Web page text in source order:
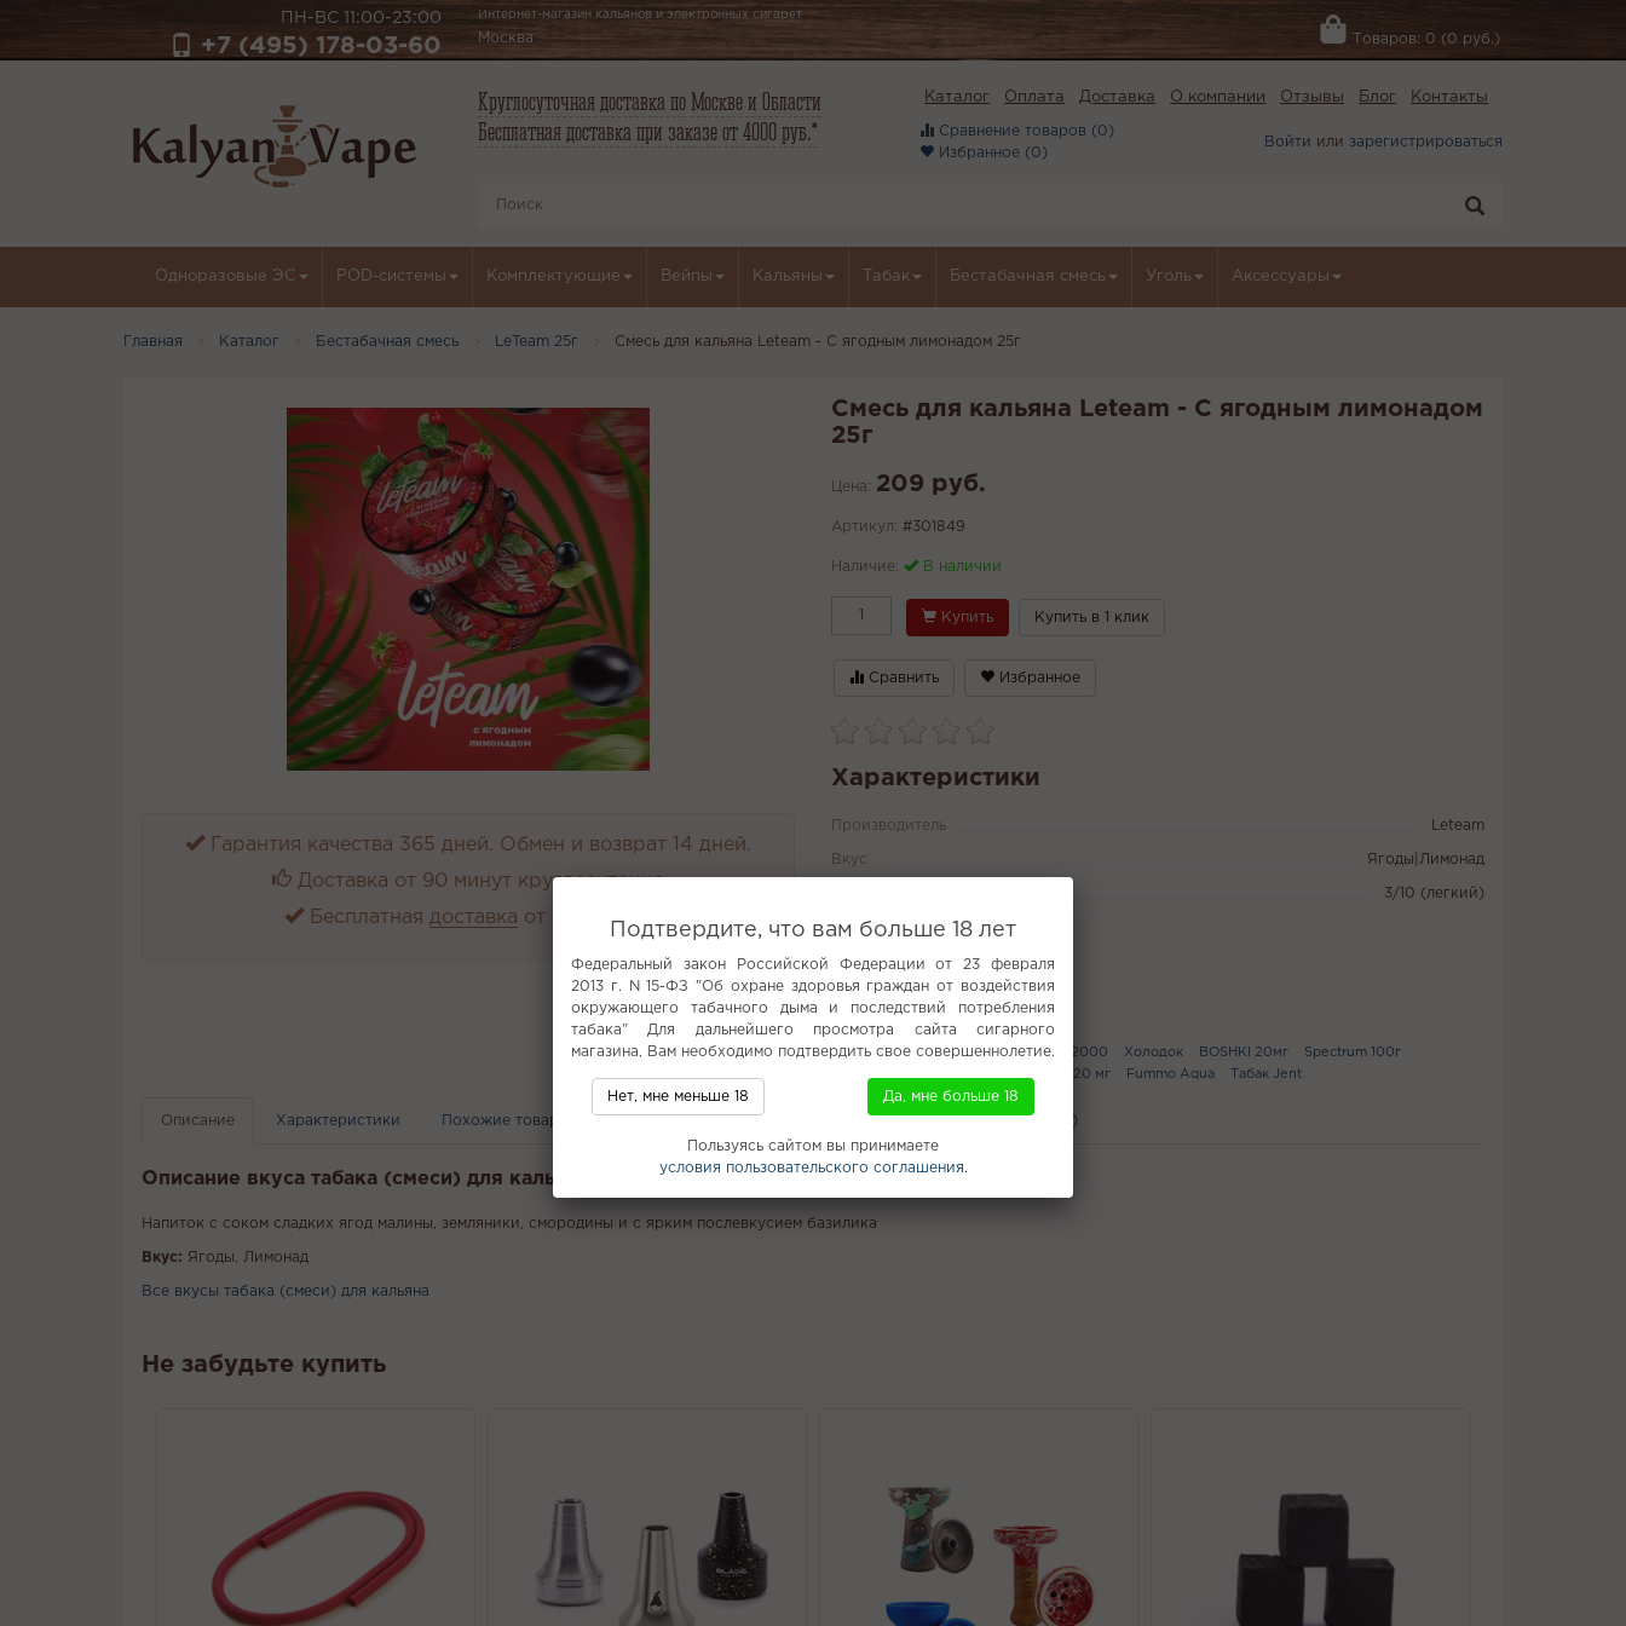
ПН-ВС 11:00-23:00
+7 (495) 178-03-60
Интернет-магазин кальянов и электронных сигарет
Москва Товаров: 0 (0 руб.)
Круглосуточная доставка по Москве и Области
Бесплатная доставка при заказе от 4000 руб.*
Каталог Оплата Доставка О компании Отзывы Блог Контакты
Сравнение товаров (0)
Избранное (0)
Войти или зарегистрироваться
Одноразовые ЭС POD-системы Комплектующие Вейпы Кальяны Табак Бестабачная смесь Уголь Аксессуары
Главная Каталог Бестабачная смесь LeTeam 25г Смесь для кальяна Leteam - С ягодным лимонадом 25г
Гарантия качества 365 дней. Обмен и возврат 14 дней.
Доставка от 90 минут круглосуточно
Бесплатная доставка от 4000 руб.
Смесь для кальяна Leteam - С ягодным лимонадом
25г
Цена: 209 руб.
Артикул: #301849
Наличие: В наличии
Купить Купить в 1 клик
Сравнить Избранное
Характеристики
Производитель Leteam
Вкус Ягоды|Лимонад
3/10 (легкий)
Все характеристики
Популярное
Печенье (жидкости) Inflave Flex 12000 Холодок BOSHKI 20мг
Spectrum 100г
20 мг Fummo Aqua Табак Jent
Описание Характеристики Похожие товары Отзывы (0)
Описание вкуса табака (смеси) для кальяна Leteam - С ягодным лимонадом 25г
Напиток с соком сладких ягод малины, земляники, смородины и с ярким послевкусием базилика
Вкус: Ягоды, Лимонад
Все вкусы табака (смеси) для кальяна
Не забудьте купить
Подтвердите, что вам больше 18 лет
Федеральный закон Российской Федерации от 23 февраля
2013 г. N 15-ФЗ "Об охране здоровья граждан от воздействия
окружающего табачного дыма и последствий потребления
табака" Для дальнейшего просмотра сайта сигарного
магазина, Вам необходимо подтвердить свое совершеннолетие.
Нет, мне меньше 18 Да, мне больше 18
Пользуясь сайтом вы принимаете
условия пользовательского соглашения.